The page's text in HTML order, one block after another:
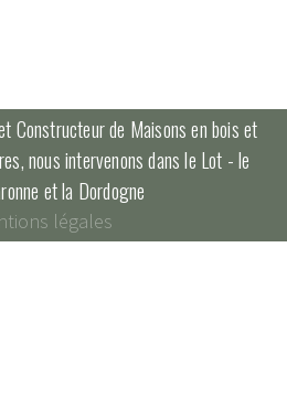
Constructeur de Maisons en bois et
nous intervenons dans le Lot - le
et la Dordogne
légales